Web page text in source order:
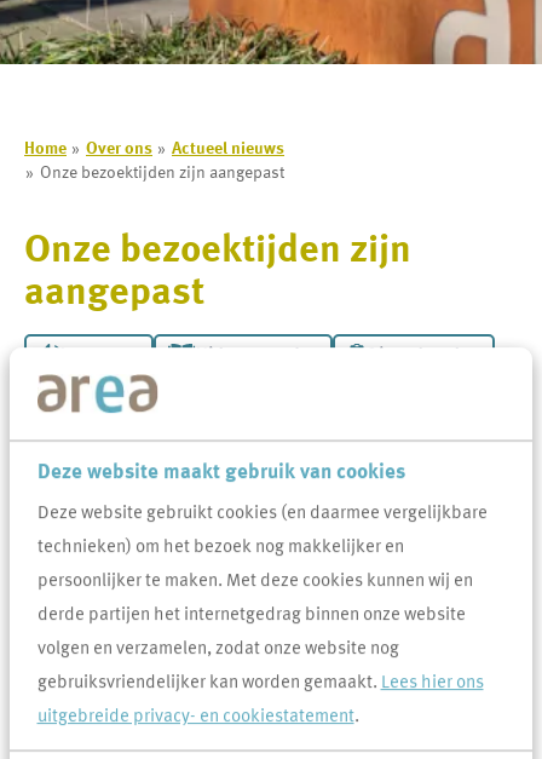
Deze website maakt gebruik van cookies
Deze website gebruikt cookies (en daarmee vergelijkbare
technieken) om het bezoek nog makkelijker en
persoonlijker te maken. Met deze cookies kunnen wij en
derde partijen het internetgedrag binnen onze website
volgen en verzamelen, zodat onze website nog
gebruiksvriendelijker kan worden gemaakt. Lees hier ons
uitgebreide privacy- en cookiestatement.
Home Over ons
Actueel nieuws
Onze bezoektijden zijn aangepast
Onze bezoektijden zijn
aangepast
Uitleg woorden Simpele tekst
Met ingang van 27 mei 2024 zijn onze bezoektijden aangepast.
Telefonisch zijn wij te bereiken van maandag t/m vrijdag van 9.00
uur tot 12.30 uur.
• Bezoektijden Uden
Maandag tot en met donderdag van 09.00 tot 12.30 uur
Vrijdag alleen op afspraak.